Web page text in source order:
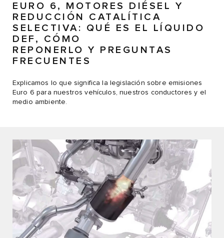
EURO 6, MOTORES DIÉSEL Y
REDUCCIÓN CATALÍTICA
SELECTIVA: QUÉ ES EL LÍQUIDO
DEF, CÓMO
REPONERLO Y PREGUNTAS
FRECUENTES
Explicamos lo que significa la legislación sobre emisiones
Euro 6 para nuestros vehículos, nuestros conductores y el
medio ambiente.